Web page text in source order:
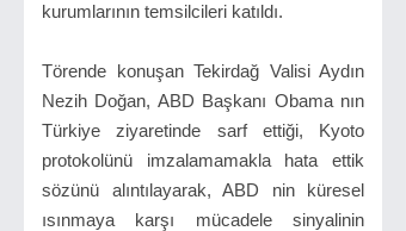
kurumlarının temsilcileri katıldı.
Törende konuşan Tekirdağ Valisi Aydın
Nezih Doğan, ABD Başkanı Obama nın
Türkiye ziyaretinde sarf ettiği, Kyoto
protokolünü imzalamamakla hata ettik
sözünü alıntılayarak, ABD nin küresel
ısınmaya karşı mücadele sinyalinin